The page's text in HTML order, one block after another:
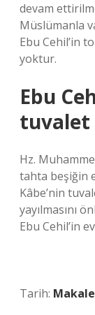
devam
Müslümanla
Ebu Cehil’in
yoktur.
Ebu
tuvalet
Hz.
tahta beşiğin
Kâbe’nin
yayılmasını
Ebu Cehil’in
Tarih: